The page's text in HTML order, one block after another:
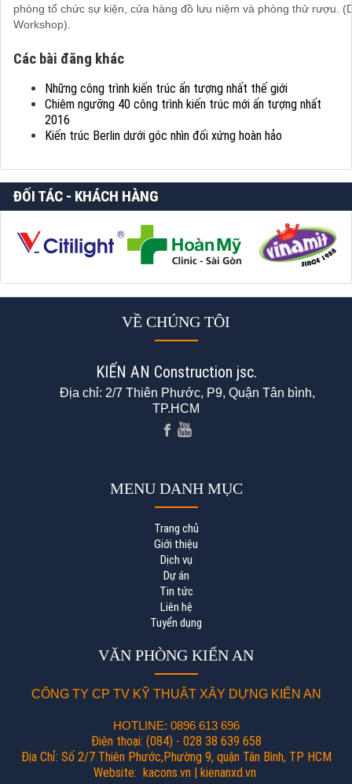
phòng tổ chức sự kiện, cửa hàng đồ lưu niệm và phòng thử rượu.
Workshop).
Các bài đăng khác
Những công trình kiến trúc ấn tượng nhất thế giới
Chiêm ngưỡng 40 công trình kiến trúc mới ấn tượng nhất
2016
Kiến trúc Berlin dưới góc nhìn đối xứng hoàn hảo
ĐỐI TÁC - KHÁCH HÀNG
VỀ CHÚNG TÔI
KIẾN AN Construction jsc.
Địa chỉ: 2/7 Thiên Phước, P9, Quận Tân bình,
TP.HCM
MENU DANH MỤC
Trang chủ
Giới thiệu
Dịch vụ
Dự án
Tin tức
Liên hệ
Tuyển dụng
VĂN PHÒNG KIẾN AN
CÔNG TY CP TV KỸ THUẬT XÂY DỰNG KIẾN AN
HOTLINE: 0896 613 696
Điện thoại: (084) - 028 38 639 658
Địa Chỉ: Số 2/7 Thiên Phước,Phường 9, quận Tân Bình, TP HCM
Website: kacons.vn | kienanxd.vn